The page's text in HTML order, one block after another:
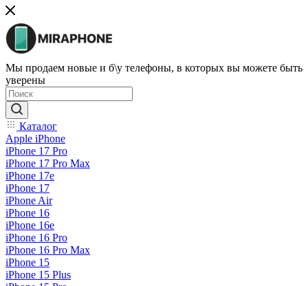
Мы продаем новые и б\у телефоны, в которых вы можете быть
уверены
Каталог
Apple iPhone
iPhone 17 Pro
iPhone 17 Pro Max
iPhone 17e
iPhone 17
iPhone Air
iPhone 16
iPhone 16e
iPhone 16 Pro
iPhone 16 Pro Max
iPhone 15
iPhone 15 Plus